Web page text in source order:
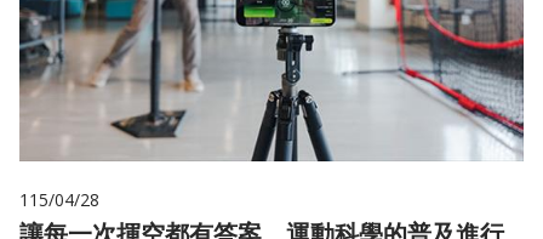
115/04/28